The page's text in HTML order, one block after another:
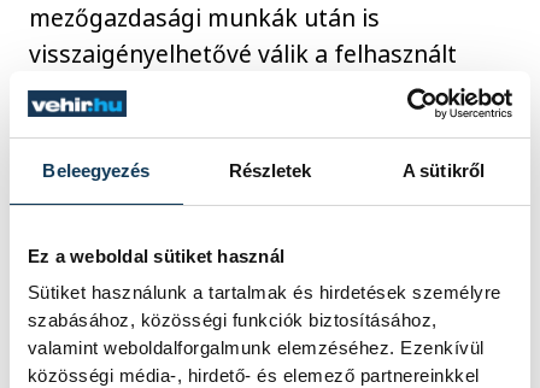
Beleegyezés Részletek A sütikről
Ez a weboldal sütiket használ
Sütiket használunk a tartalmak és hirdetések személyre
szabásához, közösségi funkciók biztosításához,
valamint weboldalforgalmunk elemzéséhez. Ezenkívül
közösségi média-, hirdető- és elemező partnereinkkel
mezőgazdasági munkák után is
visszaigényelhetővé válik a felhasznált
gázolaj jövedéki adójának jelentős része.
Fontos változásnak nevezték, hogy 2025.
január 1-ével a kormány kivezeti a
légitársaságok különadóját is; a kormány
ígéretéhez híven a gyógyszergyártói és
távközlési különadó szintén megszűnik az
idei év végével.